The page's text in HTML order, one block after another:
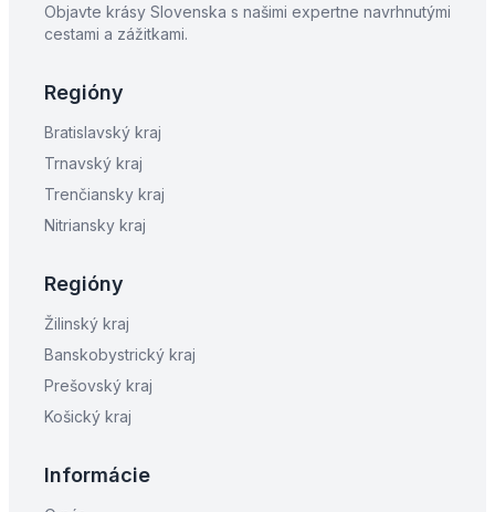
Objavte krásy Slovenska s našimi expertne navrhnutými
cestami a zážitkami.
Regióny
Bratislavský kraj
Trnavský kraj
Trenčiansky kraj
Nitriansky kraj
Regióny
Žilinský kraj
Banskobystrický kraj
Prešovský kraj
Košický kraj
Informácie